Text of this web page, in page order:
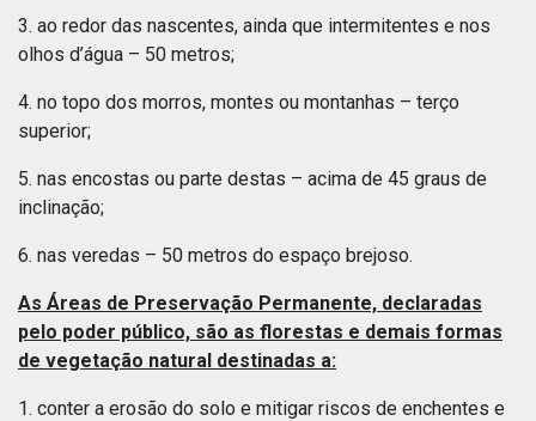
3. ao redor das nascentes, ainda que intermitentes e nos
olhos d’água – 50 metros;
4. no topo dos morros, montes ou montanhas – terço
superior;
5. nas encostas ou parte destas – acima de 45 graus de
inclinação;
6. nas veredas – 50 metros do espaço brejoso.
As Áreas de Preservação Permanente, declaradas
pelo poder público, são as florestas e demais formas
de vegetação natural destinadas a:
1. conter a erosão do solo e mitigar riscos de enchentes e